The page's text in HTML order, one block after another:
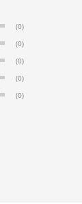
(0)
(0)
(0)
(0)
(0)